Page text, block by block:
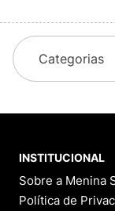
Categorias
INSTITUCIONAL
Sobre a Menina
Política de